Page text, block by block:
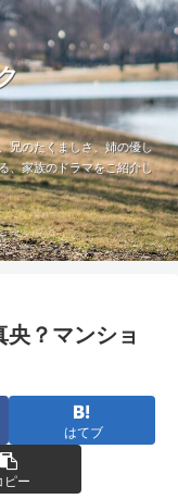
兄のたくましさ、姉の優し
、家族のドラマをご紹介し
？マンショ
はてブ
ピー